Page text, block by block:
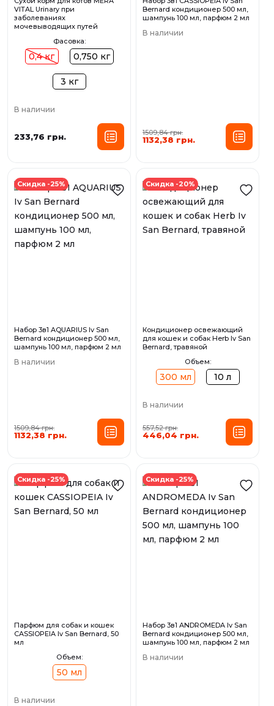
VITAL Urinary при
заболеваниях
мочевыводящих путей
Фасовка:
0,4 кг 0,750 кг
3 кг
В наличии
233,76 грн.
Bernard кондиционер 500 мл,
шампунь 100 мл, парфюм 2 мл
В наличии
1509,84 грн.
1132,38 грн.
Скидка -25%
Набор 3в1 AQUARIUS Iv San
Bernard кондиционер 500 мл,
шампунь 100 мл, парфюм 2 мл
В наличии
1509,84 грн.
1132,38 грн.
Скидка -20%
Кондиционер освежающий
для кошек и собак Herb Iv San
Bernard, травяной
Объем:
300 мл 10 л
В наличии
557,52 грн.
446,04 грн.
Скидка -25%
Парфюм для собак и кошек
CASSIOPEIA Iv San Bernard, 50
мл
Объем:
50 мл
В наличии
Скидка -25%
Набор 3в1 ANDROMEDA Iv San
Bernard кондиционер 500 мл,
шампунь 100 мл, парфюм 2 мл
В наличии